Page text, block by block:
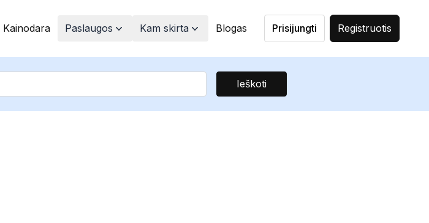
Kainodara Paslaugos Kam skirta Blogas Prisijungti Registruotis
Ieškoti